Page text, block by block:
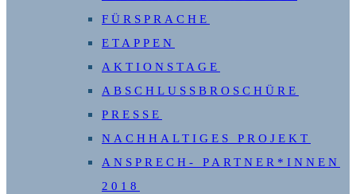
FÜRSPRACHE
ETAPPEN
AKTIONSTAGE
ABSCHLUSSBROSCHÜRE
PRESSE
NACHHALTIGES PROJEKT
ANSPRECH- PARTNER*INNEN
2018